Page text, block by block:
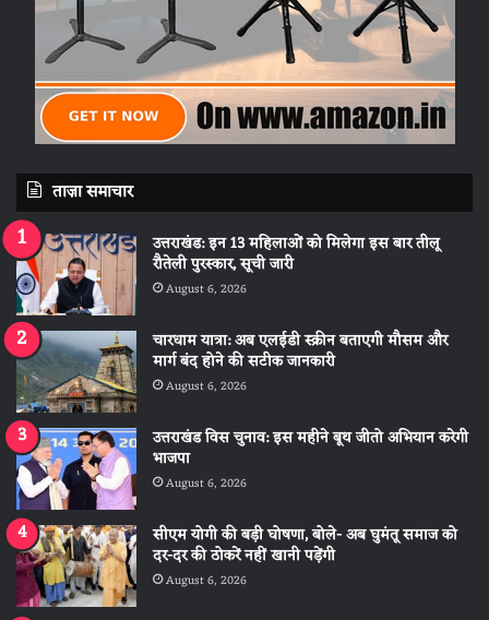
ताज़ा समाचार
उत्तराखंड: इन 13 महिलाओं को मिलेगा इस बार तीलू
रौतेली पुरस्कार, सूची जारी
August 6, 2026
चारधाम यात्रा: अब एलईडी स्क्रीन बताएगी मौसम और
मार्ग बंद होने की सटीक जानकारी
August 6, 2026
उत्तराखंड विस चुनाव: इस महीने बूथ जीतो अभियान करेगी
भाजपा
August 6, 2026
सीएम योगी की बड़ी घोषणा, बोले- अब घुमंतू समाज को
दर-दर की ठोकरें नहीं खानी पड़ेंगी
August 6, 2026